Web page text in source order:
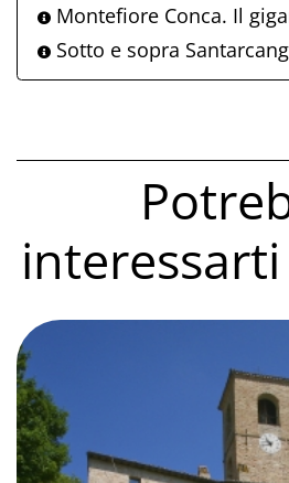
Montefiore Conca. Il
Sotto e sopra